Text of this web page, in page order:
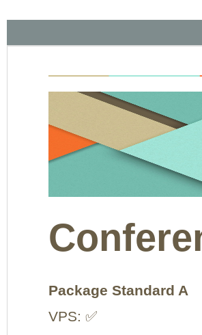
Package Standard A
VPS: ✅